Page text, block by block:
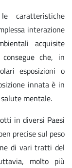
caratteristiche
interazione
acquisite
che, in
esposizioni o
innata è in
mentale.
in diversi Paesi
precise sul peso
di vari tratti del
molto più